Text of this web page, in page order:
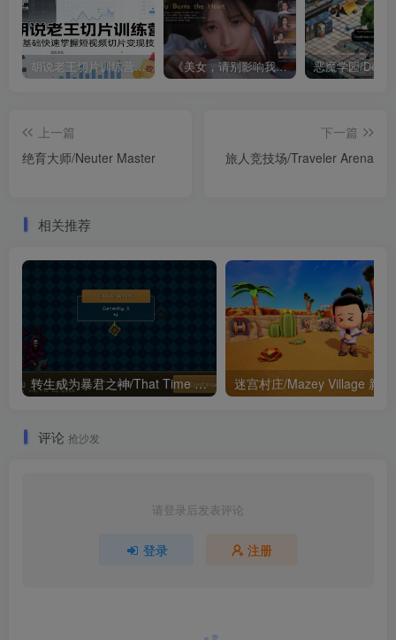
胡说老王切片训练营，零基础快速掌握短视频切片变现技巧 《美女，请别影响我成仙全球版》中文版
上一篇
绝育大师/Neuter Master
下一篇
旅人竞技场/Traveler Arena
相关推荐
转生成为暴君之神/That Time I Got Reincarnated as a Tyrant God 新游发布
评论 抢沙发
请登录后发表评论
登录 注册